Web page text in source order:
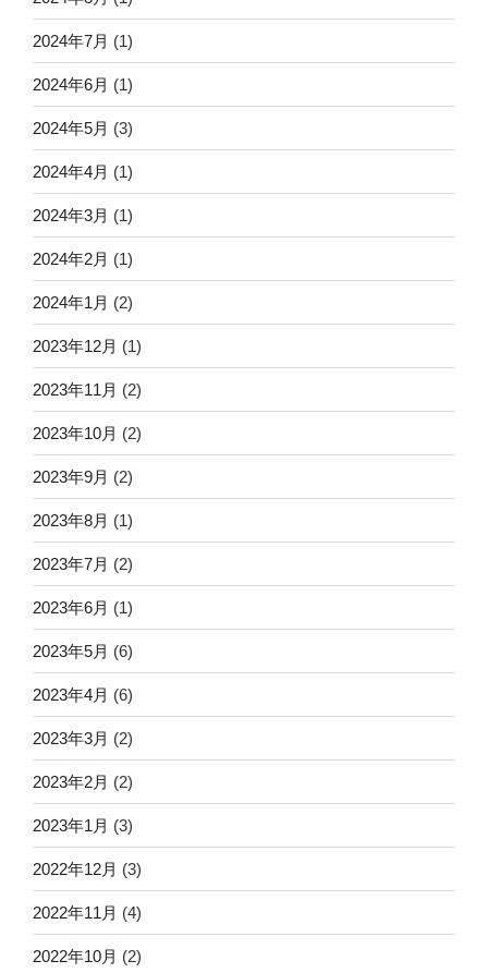
2024年7月 (1)
2024年6月 (1)
2024年5月 (3)
2024年4月 (1)
2024年3月 (1)
2024年2月 (1)
2024年1月 (2)
2023年12月 (1)
2023年11月 (2)
2023年10月 (2)
2023年9月 (2)
2023年8月 (1)
2023年7月 (2)
2023年6月 (1)
2023年5月 (6)
2023年4月 (6)
2023年3月 (2)
2023年2月 (2)
2023年1月 (3)
2022年12月 (3)
2022年11月 (4)
2022年10月 (2)